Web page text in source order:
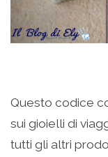
Questo codice
sui gioielli di
tutti gli altri